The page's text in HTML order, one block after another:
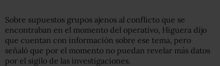
Sobre supuestos grupos ajenos al conflicto que se
encontraban en el momento del operativo, Higuera dijo
que cuentan con información sobre ese tema, pero
señaló que por el momento no puedan revelar más datos
por el sigilo de las investigaciones.